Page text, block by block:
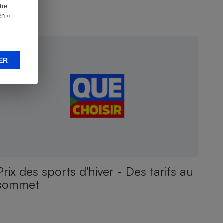
«
des sports d'hiver - Des tarifs au